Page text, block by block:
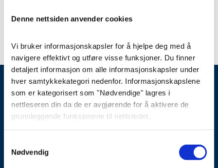
Denne nettsiden anvender cookies
Vi bruker informasjonskapsler for å hjelpe deg med å
navigere effektivt og utføre visse funksjoner. Du finner
detaljert informasjon om alle informasjonskapsler under
hver samtykkekategori nedenfor. Informasjonskapslene
som er kategorisert som "Nødvendige" lagres i
nettleseren din da de er avgjørende for å aktivere de
grunnleggende funksjonene til nettstedet.
hjelper oss med å analysere hvordan du bruker denne
nettsiden, lagrer innstillingene dine og angir innhold og
Nødvendig
03024 post@fonus.no
Som OBOS-medlem får du fordeler hos Fonus. Les mer her